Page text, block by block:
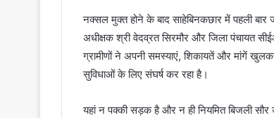
नक्सल मुक्त होने के बाद साहेबिनकछार में पहली
अधीक्षक श्री वेदव्रत सिरमौर और जिला पंचायत
ग्रामीणों ने अपनी समस्याएं, शिकायतें और मांगें
सुविधाओं के लिए संघर्ष कर रहा है।
यहां न पक्की सड़क है और न ही नियमित बिजली सौर